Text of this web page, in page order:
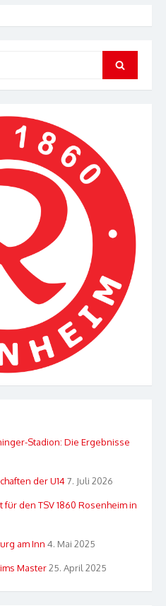
Search
Stadion: Die Ergebnisse
der U14 7. Juli 2026
den TSV 1860 Rosenheim in
am Inn 4. Mai 2025
Master25. April 2025